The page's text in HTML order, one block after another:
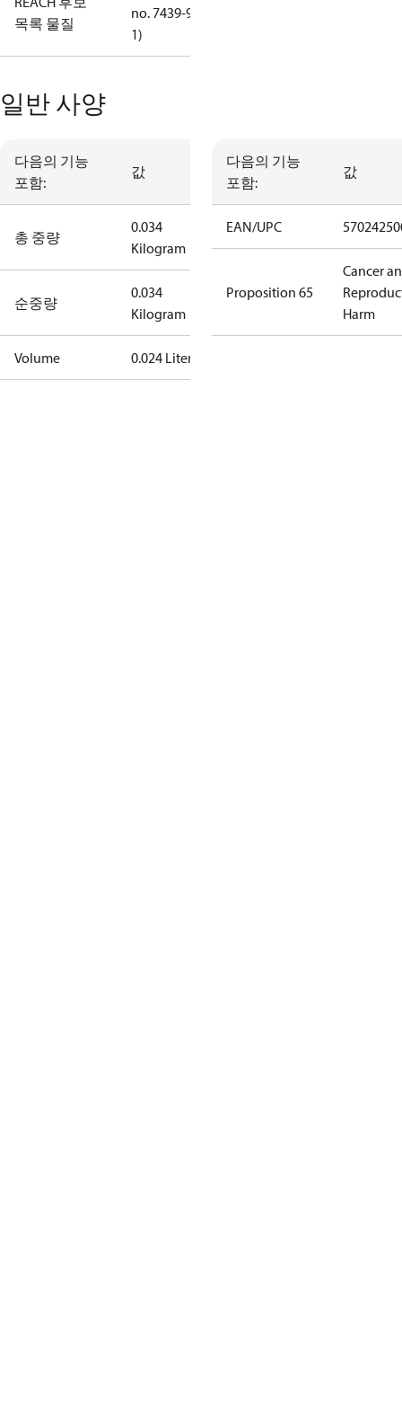
목록 물질
no. 7439-92-
1)
일반 사양
다음의 기능
포함:
값
총 중량
0.034
Kilogram
순중량
0.034
Kilogram
Volume 0.024 Liter
다음의 기능
포함:
값
EAN/UPC
Proposition 65
Cancer
Harm